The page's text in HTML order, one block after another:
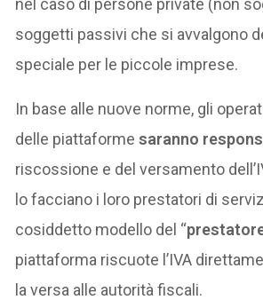
soggetti passivi che si avvalgono
speciale per le piccole imprese.
In base alle nuove norme, gli
delle piattaformesaranno
riscossione e del versamento
lo facciano i loro prestatori di
cosiddetto modello del “
piattaforma riscuote l’IVA
la versa alle autorità fiscali.